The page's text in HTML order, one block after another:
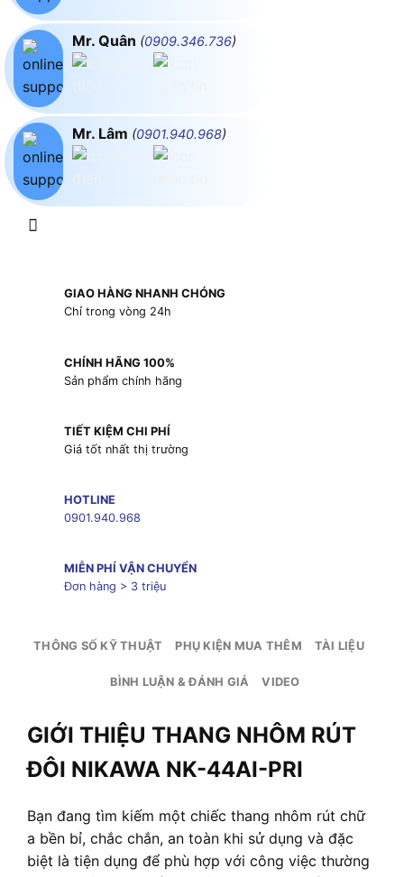
Mr. Quân (0909.346.736)
Mr. Lâm (0901.940.968)
GIAO HÀNG NHANH CHÓNG
Chỉ trong vòng 24h
CHÍNH HÃNG 100%
Sản phẩm chính hãng
TIẾT KIỆM CHI PHÍ
Giá tốt nhất thị trường
HOTLINE
0901.940.968
MIỄN PHÍ VẬN CHUYỂN
Đơn hàng > 3 triệu
THÔNG SỐ KỸ THUẬT PHỤ KIỆN MUA THÊM TÀI LIỆU
BÌNH LUẬN & ĐÁNH GIÁ VIDEO
GIỚI THIỆU THANG NHÔM RÚT
ĐÔI NIKAWA NK-44AI-PRI
Bạn đang tìm kiếm một chiếc thang nhôm rút chữ
a bền bỉ, chắc chắn, an toàn khi sử dụng và đặc
biệt là tiện dụng để phù hợp với công việc thường